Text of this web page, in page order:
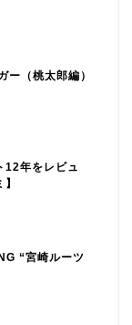
ー（桃太郎編）
12年をレビュ
“宮崎ルーツ